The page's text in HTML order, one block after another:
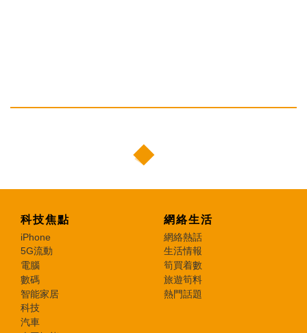
科技焦點
iPhone
5G流動
電腦
數碼
智能家居
科技
汽車
網絡生活
網絡熱話
生活情報
筍買着數
旅遊筍料
熱門話題